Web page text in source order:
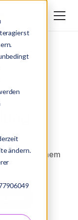
ändern.
DE
EN
Notizen,
in einem